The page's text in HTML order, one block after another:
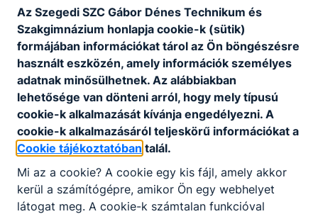
GYES
Osztályfőnök:
-
Fogadó óra:
-
Bánáthy János
Dávid
sport közismereti
oktató
-
Az Szegedi SZC Gábor Dénes Technikum és
Szakgimnázium honlapja cookie-k (sütik)
formájában információkat tárol az Ön böngészésre
használt eszközén, amely információk személyes
adatnak minősülhetnek. Az alábbiakban
lehetősége van dönteni arról, hogy mely típusú
cookie-k alkalmazását kívánja engedélyezni. A
cookie-k alkalmazásáról teljeskörű információkat a
Cookie tájékoztatóban talál.
Mi az a cookie? A cookie egy kis fájl, amely akkor
kerül a számítógépre, amikor Ön egy webhelyet
látogat meg. A cookie-k számtalan funkcióval